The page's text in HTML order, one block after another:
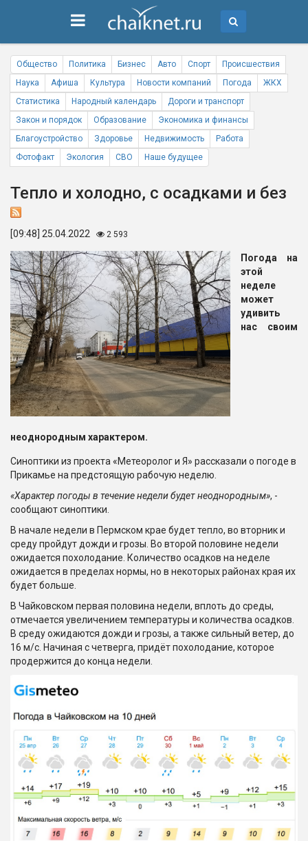
Общество Политика Бизнес Авто Спорт
Происшествия
Наука
Афиша Культура Новости компаний Погода
ЖКХ
Статистика
Народный календарь
Дороги и транспорт
Закон и порядок
Образование
Экономика и финансы
Благоустройство
Здоровье Недвижимость
Работа
Фотофакт
Экология СВО Наше будущее
Тепло и холодно, с осадками и без
[09:48] 25.04.2022 2 593
Погода на
этой
неделе
может
удивить
нас своим
неоднородным характером.
Синоптики из проекта «Метеоролог и Я» рассказали о погоде в
Прикамье на предстоящую рабочую неделю.
«Характер погоды в течение недели будет неоднородным», -
сообщают синоптики.
В начале недели в Пермском крае будет тепло, во вторник и
среду пройдут дожди и грозы. Во второй половине недели
ожидается похолодание. Количество осадков на неделе
ожидается в пределах нормы, но в некоторых районах края их
будет больше.
В Чайковском первая половина недели, вплоть до среды,
отмечается увеличением температуры и количества осадков.
В среду ожидаются дожди и грозы, а также сильный ветер, до
16 м/с. Начиная с четверга, придёт похолодание, которое
продержится до конца недели.